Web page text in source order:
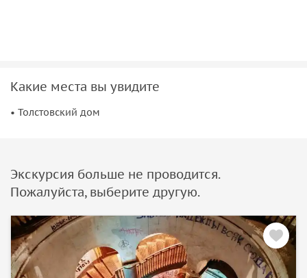
Какие места вы увидите
• Толстовский дом
Экскурсия больше не проводится.
Пожалуйста, выберите другую.